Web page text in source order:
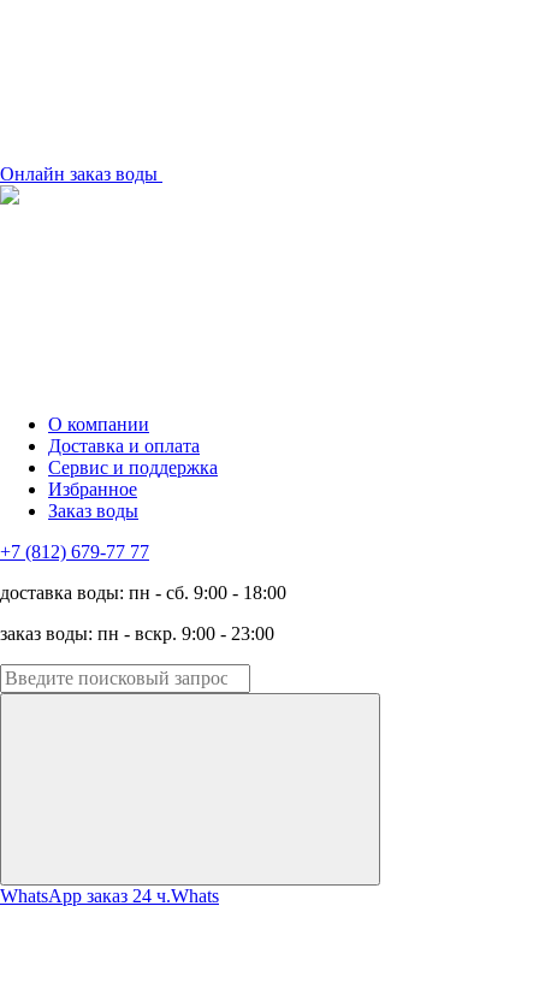
Онлайн заказ воды
О компании
Доставка и оплата
Сервис и поддержка
Избранное
Заказ воды
+7 (812) 679-77 77
доставка воды: пн - сб. 9:00 - 18:00
заказ воды: пн - вскр. 9:00 - 23:00
WhatsApp заказ 24 ч.Whats